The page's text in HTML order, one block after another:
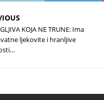
KOJA NE TRUNE: Ima
ljekovite i hranljive